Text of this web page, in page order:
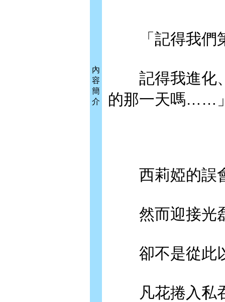
內
容
簡
介
「記得我們第
記得我進化、
的那一天嗎……
西莉婭的誤
然而迎接光
卻不是從此
凡花捲入私吞